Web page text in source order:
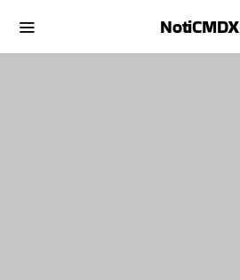
NotiCMDX